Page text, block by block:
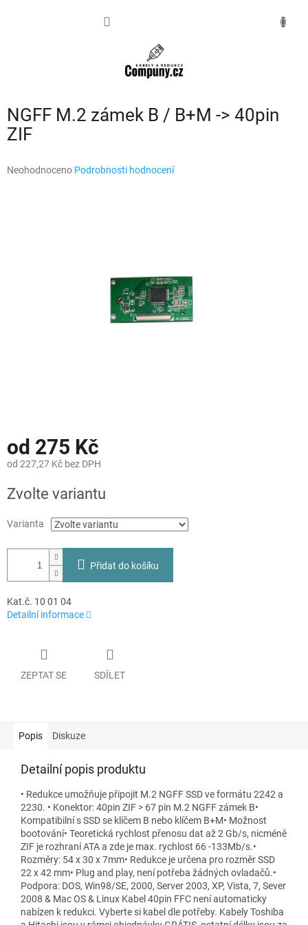
NÁKUPNÍ
NGFF M.2 zámek B / B+M -> 40pin
ZIF
Průměrné
Neohodnoceno Podrobnosti hodnocení
od 275 Kč
od 227,27 Kč bez DPH
cena:
Zvolte variantu
Varianta
Přidat do košíku
Kat.č. 10 01 04
Detailní informace
ZEPTAT SE SDÍLET
Popis Diskuze
Detailní popis produktu
• Redukce umožňuje připojit M.2 NGFF SSD ve formátu 2242 a
2230. • Konektor: 40pin ZIF > 67 pin M.2 NGFF zámek B•
Kompatibilní s SSD se klíčem B nebo klíčem B+M• Možnost
bootování• Teoretická rychlost přenosu dat až 2 Gb/s, nicméně
ZIF je rozhraní ATA a zde je max. rychlost 66 -133Mb/s.•
Rozměry: 54 x 30 x 7mm• Redukce je určena pro rozměr SSD
22 x 42 mm• Plug and play, není potřeba žádných ovladačů.•
Podpora: DOS, Win98/SE, 2000, Server 2003, XP, Vista, 7, Sever
2008 & Mac OS & Linux Kabel 40pin FFC není automaticky
nabízen k redukci. Vyberte si kabel dle potřeby. Kabely Toshiba